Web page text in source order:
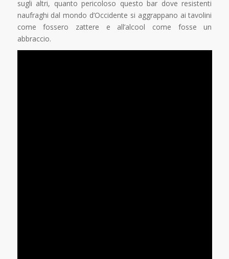
sugli altri, quanto pericoloso questo bar dove resistenti
naufraghi dal mondo d’Occidente si aggrappano ai tavolini
come fossero zattere e all’alcool come fosse un
abbraccio.